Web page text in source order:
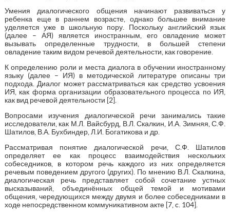
Умения диалогического общения начинают развиваться у
ребенка еще в раннем возрасте, однако большее внимание
уделяется уже в школьную пору. Поскольку английский язык
(далее – АЯ) является иностранным, его овладение может
вызывать определенные трудности, в большей степени
овладение таким видом речевой деятельности, как говорение.
К определению роли и места диалога в обучении иностранному
языку (далее – ИЯ) в методической литературе описаны три
подхода. Диалог может рассматриваться как средство усвоения
ИЯ, как форма организации образовательного процесса по ИЯ,
как вид речевой деятельности [2].
Вопросами изучения диалогической речи занимались такие
исследователи, как М.Л. Вайсбурд, В.Л. Скалкин, И.А. Зимняя, С.Ф.
Шатилов, В.А. Бухбиндер, Л.И. Богатикова и др.
Рассматривая понятие диалогической речи, С.Ф. Шатилов
определяет ее как процесс взаимодействия нескольких
собеседников, в котором речь каждого из них определяется
речевым поведением другого (других). По мнению В.Л. Скалкина,
диалогическая речь представляет собой сочетание устных
высказываний, объединённых общей темой и мотивами
общения, чередующихся между двумя и более собеседниками в
ходе непосредственном коммуникативном акте [7, c. 104].